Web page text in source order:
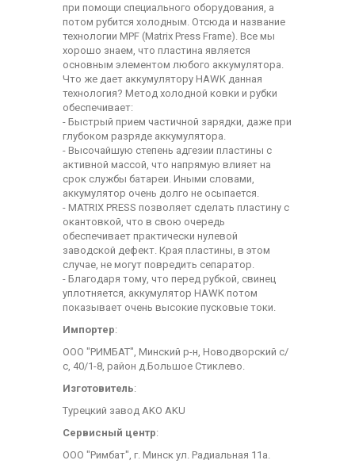
при помощи специального оборудования, а
потом рубится холодным. Отсюда и название
технологии MPF (Matrix Press Frame). Все мы
хорошо знаем, что пластина является
основным элементом любого аккумулятора.
Что же дает аккумулятору HAWK данная
технология? Метод холодной ковки и рубки
обеспечивает:
- Быстрый прием частичной зарядки, даже при
глубоком разряде аккумулятора.
- Высочайшую степень адгезии пластины с
активной массой, что напрямую влияет на
срок службы батареи. Иными словами,
аккумулятор очень долго не осыпается.
- MATRIX PRESS позволяет сделать пластину с
окантовкой, что в свою очередь
обеспечивает практически нулевой
заводской дефект. Края пластины, в этом
случае, не могут повредить сепаратор.
- Благодаря тому, что перед рубкой, свинец
уплотняется, аккумулятор HAWK потом
показывает очень высокие пусковые токи.
Импортер:
ООО "РИМБАТ", Минский р-н, Новодворский с/
с, 40/1-8, район д.Большое Стиклево.
Изготовитель:
Турецкий завод AKO AKU
Сервисный центр:
ООО "Римбат", г. Минск ул. Радиальная 11а.